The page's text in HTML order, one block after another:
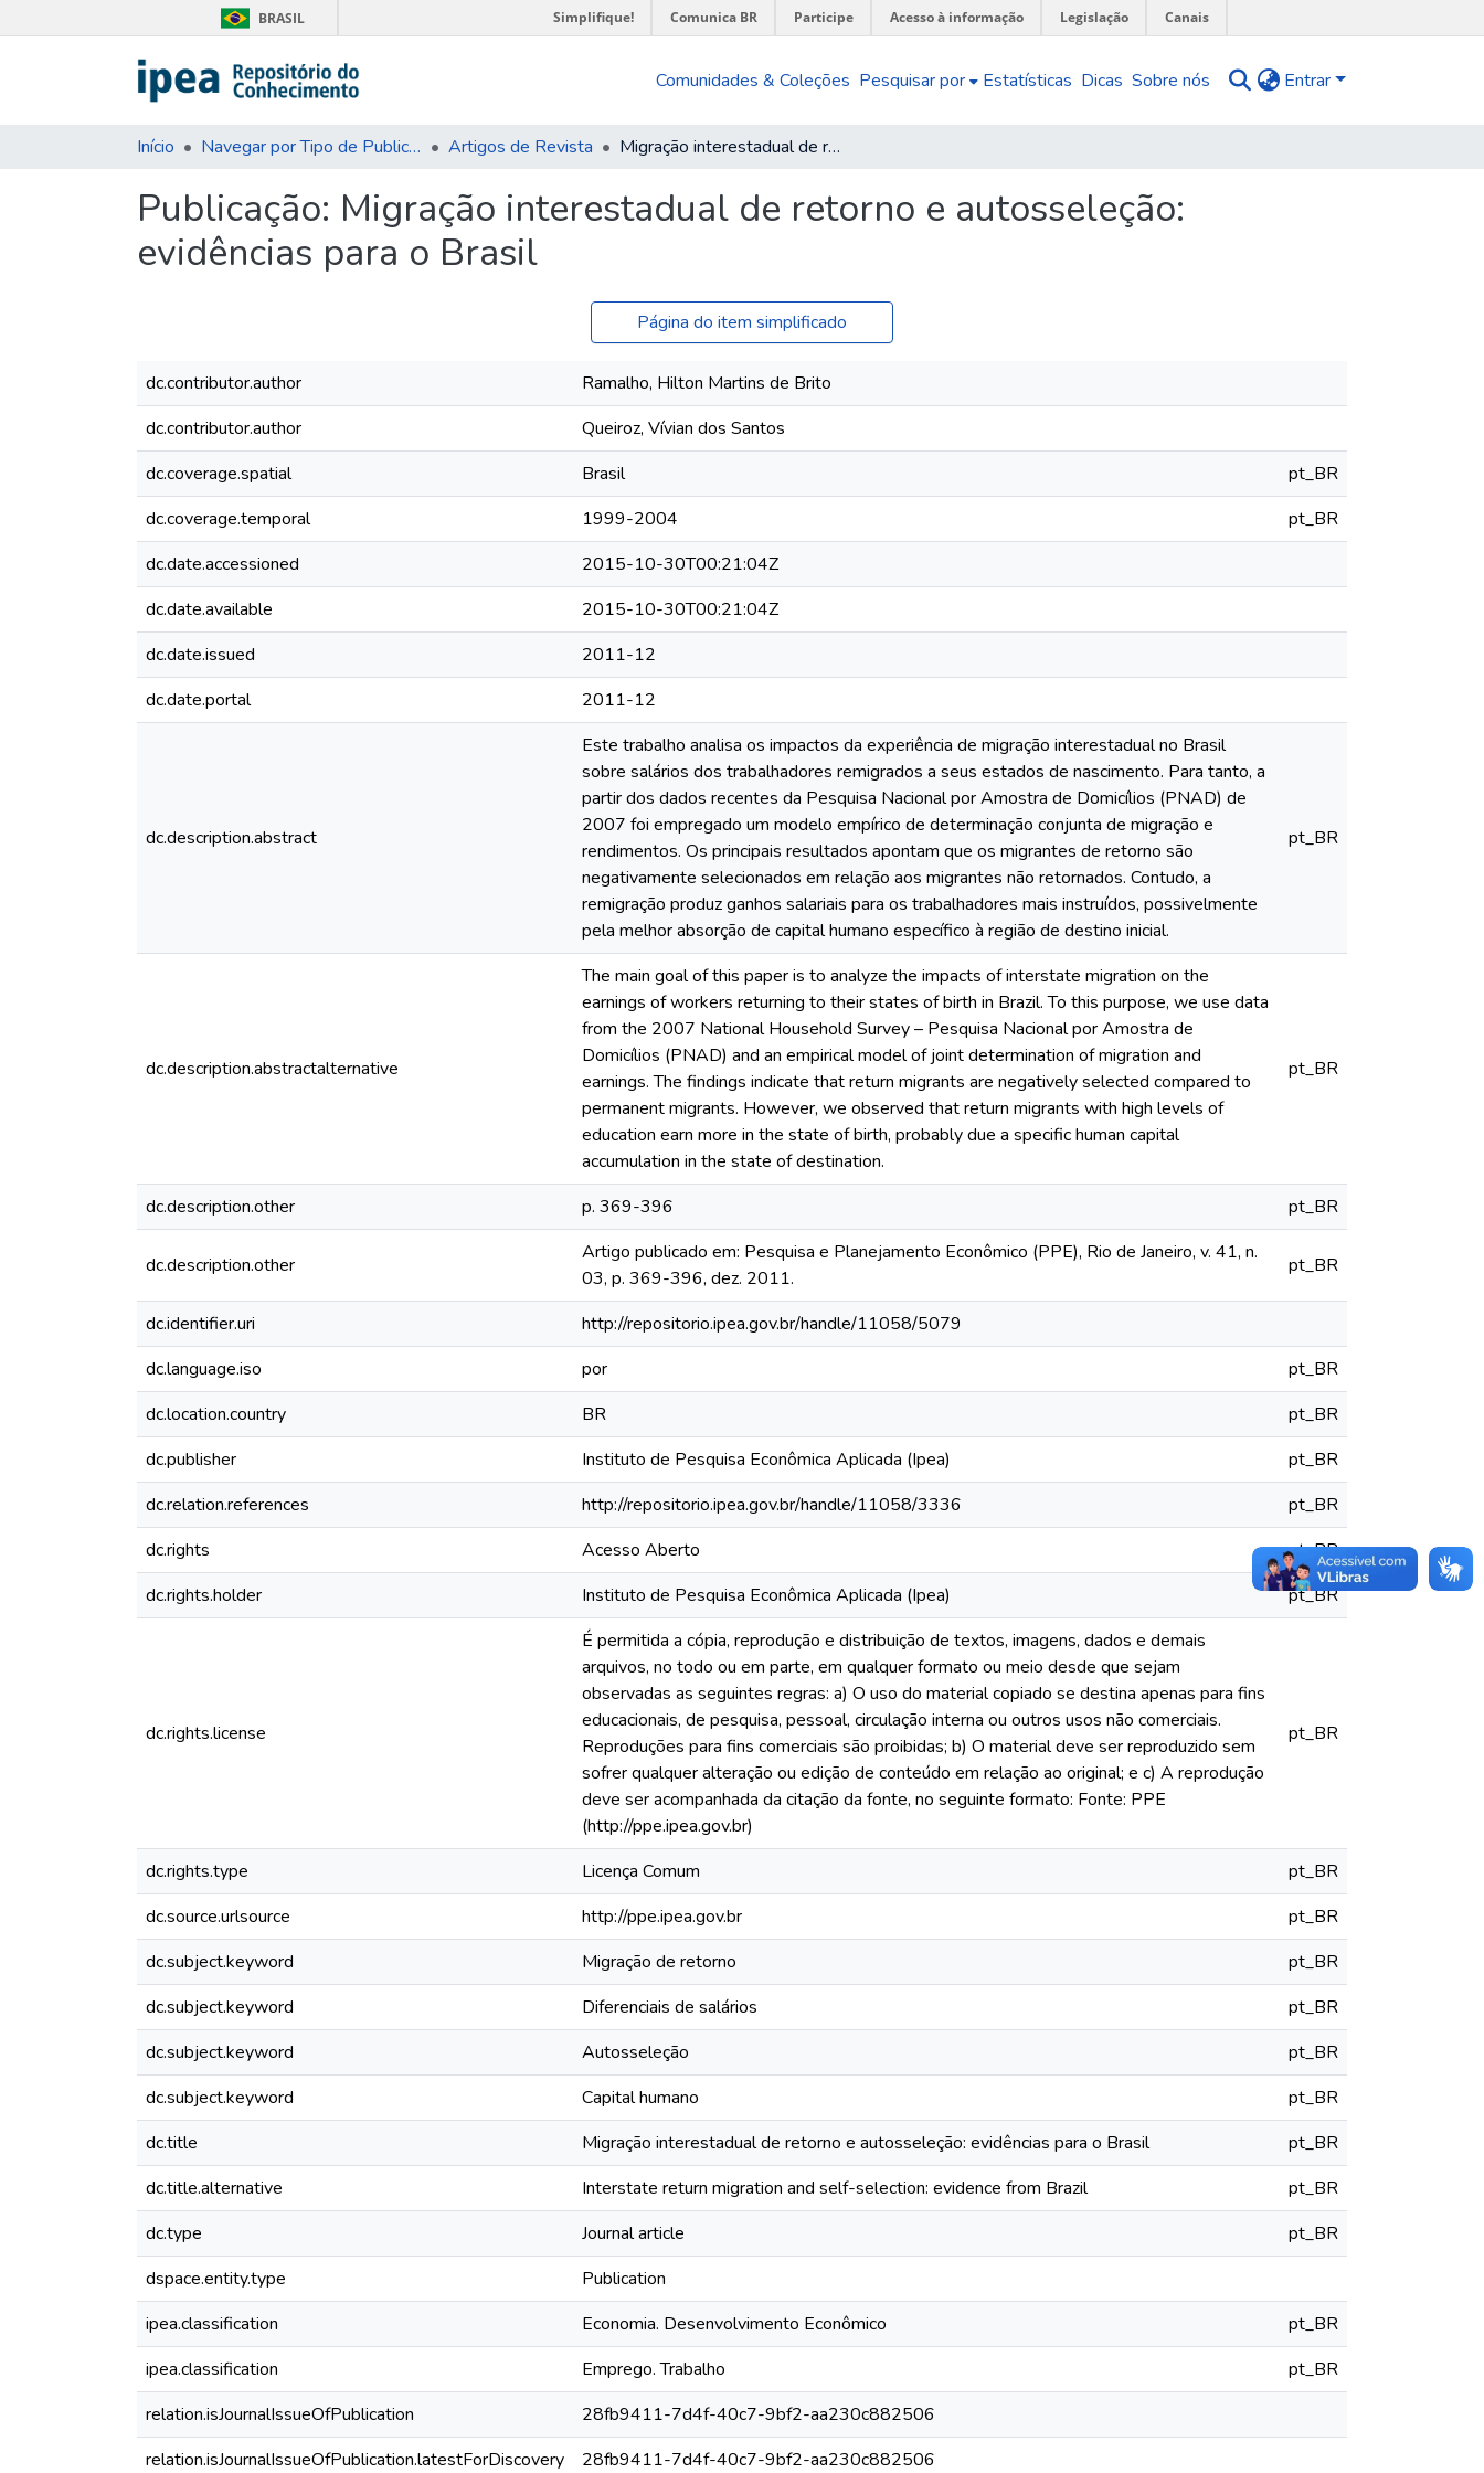
BRASIL Simplifique! Comunica BR Participe Acesso à informação Legislação Canais
Comunidades & Coleções Pesquisar por Estatísticas Dicas Sobre nós Entrar
Início Navegar por Tipo de Publicação Artigos de Revista Migração interestadual de retorno e autosseleção: evidências para o Brasil
Publicação: Migração interestadual de retorno e autosseleção:
evidências para o Brasil
Página do item simplificado
dc.contributor.author
Ramalho, Hilton Martins de Brito
dc.contributor.author
Queiroz, Vívian dos Santos
dc.coverage.spatial
Brasil
pt_BR
dc.coverage.temporal
1999-2004
pt_BR
dc.date.accessioned
2015-10-30T00:21:04Z
dc.date.available
2015-10-30T00:21:04Z
dc.date.issued
2011-12
dc.date.portal
2011-12
dc.description.abstract
Este trabalho analisa os impactos da experiência de migração interestadual no Brasil
sobre salários dos trabalhadores remigrados a seus estados de nascimento. Para tanto, a
partir dos dados recentes da Pesquisa Nacional por Amostra de Domicílios (PNAD) de
2007 foi empregado um modelo empírico de determinação conjunta de migração e
rendimentos. Os principais resultados apontam que os migrantes de retorno são
negativamente selecionados em relação aos migrantes não retornados. Contudo, a
remigração produz ganhos salariais para os trabalhadores mais instruídos, possivelmente
pela melhor absorção de capital humano específico à região de destino inicial.
pt_BR
dc.description.abstractalternative
The main goal of this paper is to analyze the impacts of interstate migration on the
earnings of workers returning to their states of birth in Brazil. To this purpose, we use data
from the 2007 National Household Survey – Pesquisa Nacional por Amostra de
Domicílios (PNAD) and an empirical model of joint determination of migration and
earnings. The findings indicate that return migrants are negatively selected compared to
permanent migrants. However, we observed that return migrants with high levels of
education earn more in the state of birth, probably due a specific human capital
accumulation in the state of destination.
pt_BR
dc.description.other p. 369-396 pt_BR
dc.description.other
Artigo publicado em: Pesquisa e Planejamento Econômico (PPE), Rio de Janeiro, v. 41, n.
03, p. 369-396, dez. 2011.
pt_BR
dc.identifier.uri
http://repositorio.ipea.gov.br/handle/11058/5079
dc.language.iso
por
pt_BR
dc.location.country
BR
pt_BR
dc.publisher
Instituto de Pesquisa Econômica Aplicada (Ipea)
pt_BR
dc.relation.references
http://repositorio.ipea.gov.br/handle/11058/3336
pt_BR
dc.rights
Acesso Aberto
pt_BR
dc.rights.holder
Instituto de Pesquisa Econômica Aplicada (Ipea) pt_BR
dc.rights.license
É permitida a cópia, reprodução e distribuição de textos, imagens, dados e demais
arquivos, no todo ou em parte, em qualquer formato ou meio desde que sejam
observadas as seguintes regras: a) O uso do material copiado se destina apenas para fins
educacionais, de pesquisa, pessoal, circulação interna ou outros usos não comerciais.
Reproduções para fins comerciais são proibidas; b) O material deve ser reproduzido sem
sofrer qualquer alteração ou edição de conteúdo em relação ao original; e c) A reprodução
deve ser acompanhada da citação da fonte, no seguinte formato: Fonte: PPE
(http://ppe.ipea.gov.br)
pt_BR
dc.rights.type Licença Comum
pt_BR
dc.source.urlsource
http://ppe.ipea.gov.br
pt_BR
dc.subject.keyword
Migração de retorno
pt_BR
dc.subject.keyword
Diferenciais de salários
pt_BR
dc.subject.keyword
Autosseleção
pt_BR
dc.subject.keyword
Capital humano
pt_BR
dc.title
Migração interestadual de retorno e autosseleção: evidências para o Brasil
pt_BR
dc.title.alternative
Interstate return migration and self-selection: evidence from Brazil
pt_BR
dc.type
Journal article
pt_BR
dspace.entity.type
Publication
ipea.classification
Economia. Desenvolvimento Econômico
pt_BR
ipea.classification
Emprego. Trabalho
pt_BR
relation.isJournalIssueOfPublication
28fb9411-7d4f-40c7-9bf2-aa230c882506
relation.isJournalIssueOfPublication.latestForDiscovery
28fb9411-7d4f-40c7-9bf2-aa230c882506